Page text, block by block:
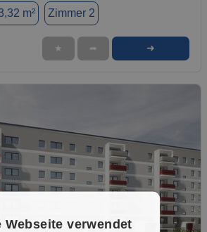
m² Zimmer 2
★ ➦ ➜
Webseite verwendet